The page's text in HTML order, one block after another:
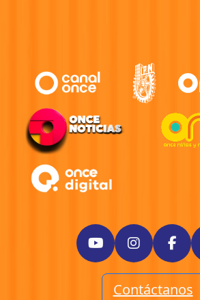
Contáctanos